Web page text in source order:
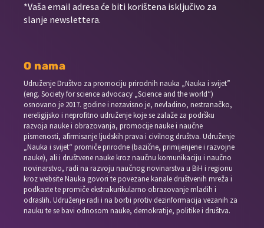
*Vaša email adresa će biti korištena isključivo za
slanje newslettera.
O nama
Udruženje Društvo za promociju prirodnih nauka „Nauka i svijet”
(eng. Society for science advocacy „Science and the world“)
osnovano je 2017. godine i nezavisno je, nevladino, nestranačko,
nereligijsko i neprofitno udruženje koje se zalaže za podršku
razvoja nauke i obrazovanja, promocije nauke i naučne
pismenosti, afirmisanje ljudskih prava i civilnog društva. Udruženje
„Nauka i svijet“ promiče prirodne (bazične, primijenjene i razvojne
nauke), ali i društvene nauke kroz naučnu komunikaciju i naučno
novinarstvo, radi na razvoju naučnog novinarstva u BiH i regionu
kroz website Nauka govori te povezane kanale društvenih mreža i
podkaste te promiče ekstrakurikularno obrazovanje mladih i
odraslih. Udruženje radi i na borbi protiv dezinformacija vezanih za
nauku te se bavi odnosom nauke, demokratije, politike i društva.